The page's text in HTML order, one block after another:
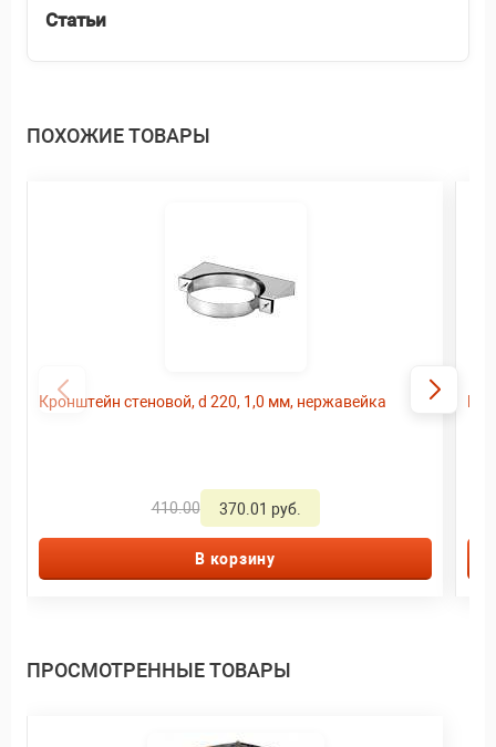
Статьи
ПОХОЖИЕ ТОВАРЫ
Кронштейн стеновой, d 220, 1,0 мм, нержавейка
410.00 370.01 руб.
В корзину
ПРОСМОТРЕННЫЕ ТОВАРЫ